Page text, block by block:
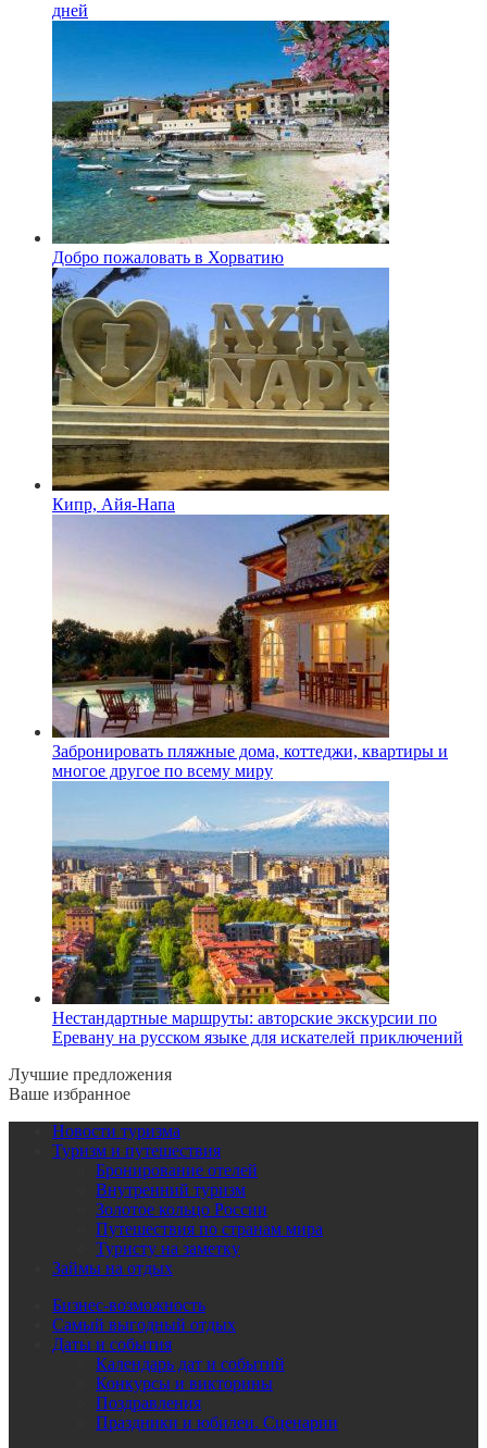
дней
Добро пожаловать в Хорватию
Кипр, Айя-Напа
Забронировать пляжные дома, коттеджи, квартиры и
многое другое по всему миру
Нестандартные маршруты: авторские экскурсии по
Еревану на русском языке для искателей приключений
Лучшие предложения
Ваше избранное
Новости туризма
Туризм и путешествия
Бронирование отелей
Внутренний туризм
Золотое кольцо России
Путешествия по странам мира
Туристу на заметку
Займы на отдых
Бизнес-возможность
Самый выгодный отдых
Даты и события
Календарь дат и событий
Конкурсы и викторины
Поздравления
Праздники и юбилеи. Сценарии